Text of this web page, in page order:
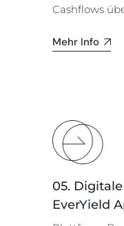
Cashflows
Mehr Info
05.
EverYield